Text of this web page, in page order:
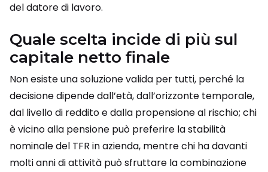
del datore di lavoro.
Quale scelta incide di più sul
capitale netto finale
Non esiste una soluzione valida per tutti, perché la
decisione dipende dall’età, dall’orizzonte temporale,
dal livello di reddito e dalla propensione al rischio; chi
è vicino alla pensione può preferire la stabilità
nominale del TFR in azienda, mentre chi ha davanti
molti anni di attività può sfruttare la combinazione